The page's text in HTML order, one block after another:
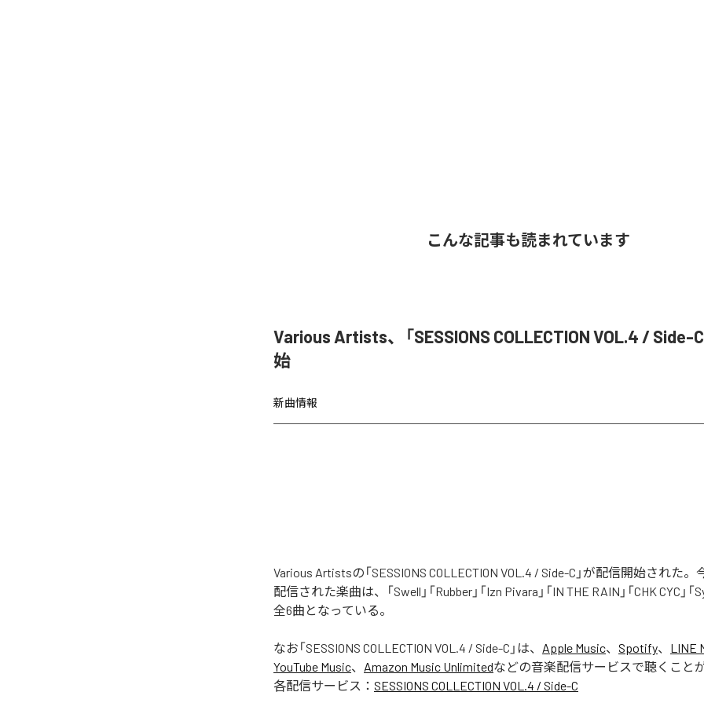
こんな記事も読まれています
Various Artists、「SESSIONS COLLECTION VOL.4 / Side-
始
新曲情報
Various Artistsの「SESSIONS COLLECTION VOL.4 / Side-C」が配信開始された
配信された楽曲は、「Swell」「Rubber」「Izn Pivara」「IN THE RAIN」「CHK CYC」
全6曲となっている。
なお「SESSIONS COLLECTION VOL.4 / Side-C 」は、 Apple Music、 Spotify、 LINE
YouTube Music、 Amazon Music Unlimitedなどの音楽配信サービスで聴くこと
各配信サービス： SESSIONS COLLECTION VOL.4 / Side-C